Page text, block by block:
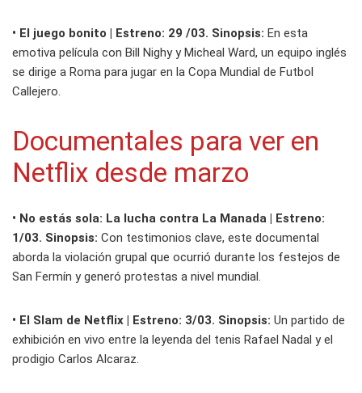
• El juego bonito | Estreno: 29 /03. Sinopsis: En esta
emotiva película con Bill Nighy y Micheal Ward, un equipo inglés
se dirige a Roma para jugar en la Copa Mundial de Futbol
Callejero.
Documentales para ver en
Netflix desde marzo
• No estás sola: La lucha contra La Manada | Estreno:
1/03. Sinopsis: Con testimonios clave, este documental
aborda la violación grupal que ocurrió durante los festejos de
San Fermín y generó protestas a nivel mundial.
• El Slam de Netflix | Estreno: 3/03. Sinopsis: Un partido de
exhibición en vivo entre la leyenda del tenis Rafael Nadal y el
prodigio Carlos Alcaraz.